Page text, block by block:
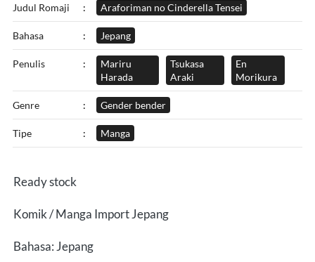
Judul Romaji : Araforiman no Cinderella Tensei
Bahasa : Jepang
Penulis :
Mariru
Harada
Tsukasa
Araki
En
Morikura
Genre : Gender bender
Tipe : Manga
Ready stock
Komik / Manga Import Jepang
Bahasa: Jepang